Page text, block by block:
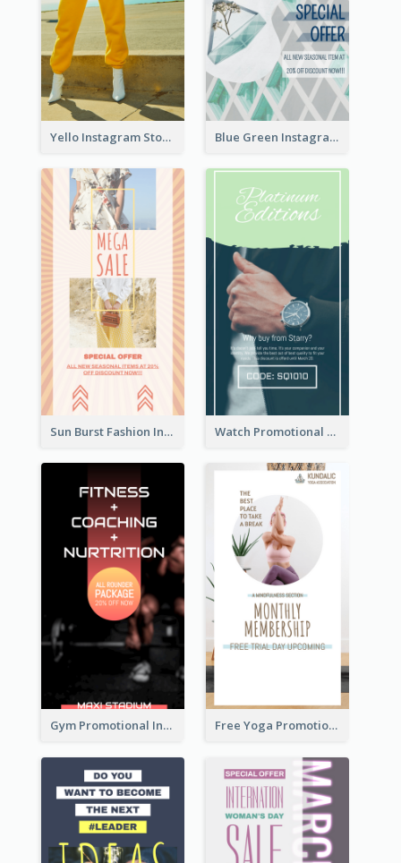
Yello Instagram Story Blue Green Instagram Story
Sun Burst Fashion Instagram Story Watch Promotional Display Instagram Story Design
Gym Promotional Instagram Story Design Free Yoga Promotional Day Instagram Story Design